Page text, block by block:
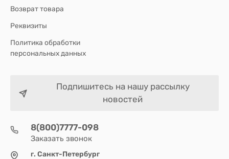
Возврат товара
Реквизиты
Политика обработки
персональных данных
Подпишитесь на нашу рассылку
новостей
8(800)7777-098
Заказать звонок
г. Санкт-Петербург